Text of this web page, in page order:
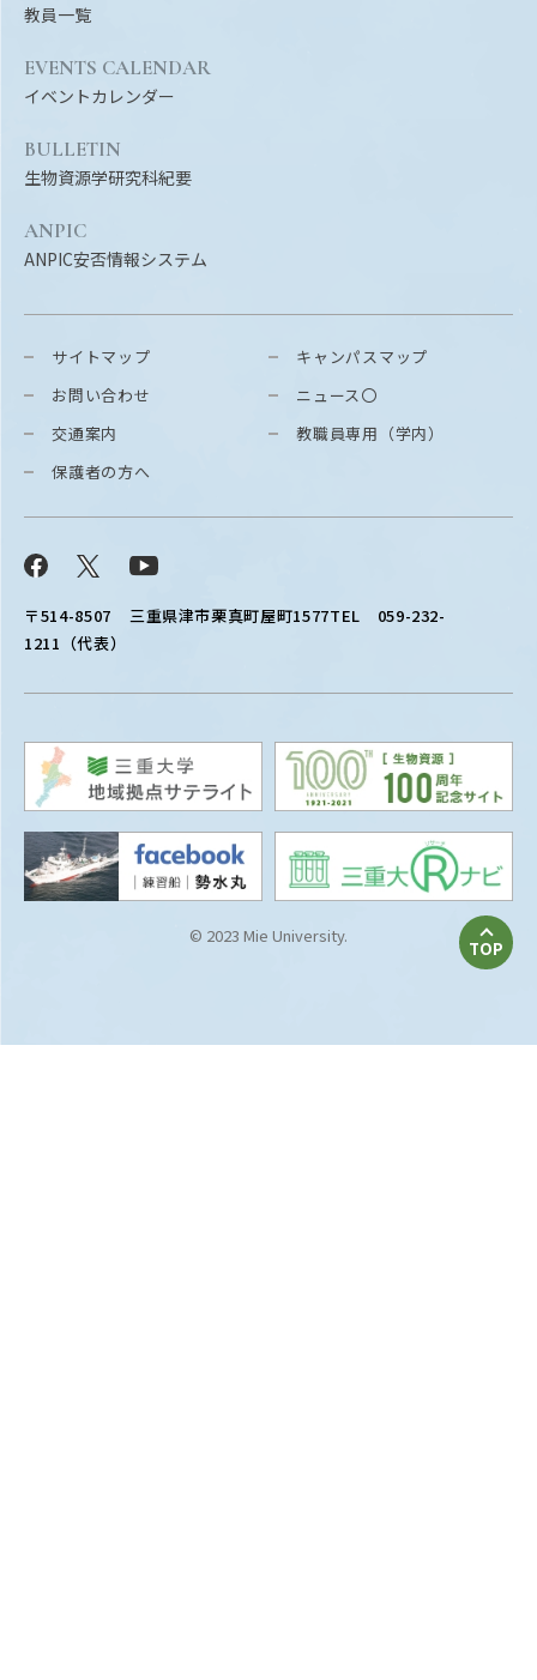
〒514-8507 三重県津市栗真町屋町1577TEL 059-232-
1211（代表）
サイトマップ
お問い合わせ
交通案内
保護者の方へ
Facebook
キャンパスマップ
ニュース〇
教職員専用（学内）
教員一覧
EVENTS CALENDAR
イベントカレンダー
BULLETIN
生物資源学研究科紀要
ANPIC
ANPIC安否情報システム
© 2023 Mie University.
TOP